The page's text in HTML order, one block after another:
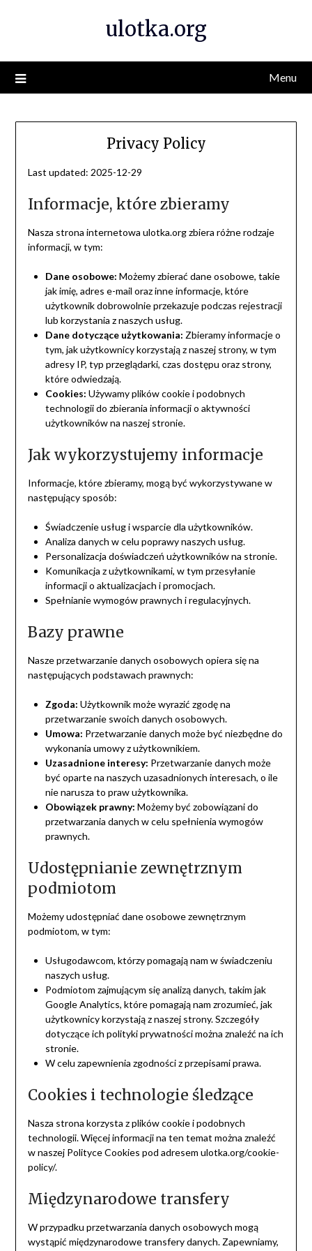
ulotka.org
Menu
Privacy Policy
Last updated: 2025-12-29
Informacje, które zbieramy
Nasza strona internetowa ulotka.org zbiera różne rodzaje
informacji, w tym:
Dane osobowe: Możemy zbierać dane osobowe, takie
jak imię, adres e-mail oraz inne informacje, które
użytkownik dobrowolnie przekazuje podczas rejestracji
lub korzystania z naszych usług.
Dane dotyczące użytkowania: Zbieramy informacje o
tym, jak użytkownicy korzystają z naszej strony, w tym
adresy IP, typ przeglądarki, czas dostępu oraz strony,
które odwiedzają.
Cookies: Używamy plików cookie i podobnych
technologii do zbierania informacji o aktywności
użytkowników na naszej stronie.
Jak wykorzystujemy informacje
Informacje, które zbieramy, mogą być wykorzystywane w
następujący sposób:
Świadczenie usług i wsparcie dla użytkowników.
Analiza danych w celu poprawy naszych usług.
Personalizacja doświadczeń użytkowników na stronie.
Komunikacja z użytkownikami, w tym przesyłanie
informacji o aktualizacjach i promocjach.
Spełnianie wymogów prawnych i regulacyjnych.
Bazy prawne
Nasze przetwarzanie danych osobowych opiera się na
następujących podstawach prawnych:
Zgoda: Użytkownik może wyrazić zgodę na
przetwarzanie swoich danych osobowych.
Umowa: Przetwarzanie danych może być niezbędne do
wykonania umowy z użytkownikiem.
Uzasadnione interesy: Przetwarzanie danych może
być oparte na naszych uzasadnionych interesach, o ile
nie narusza to praw użytkownika.
Obowiązek prawny: Możemy być zobowiązani do
przetwarzania danych w celu spełnienia wymogów
prawnych.
Udostępnianie zewnętrznym
podmiotom
Możemy udostępniać dane osobowe zewnętrznym
podmiotom, w tym:
Usługodawcom, którzy pomagają nam w świadczeniu
naszych usług.
Podmiotom zajmującym się analizą danych, takim jak
Google Analytics, które pomagają nam zrozumieć, jak
użytkownicy korzystają z naszej strony. Szczegóły
dotyczące ich polityki prywatności można znaleźć na ich
stronie.
W celu zapewnienia zgodności z przepisami prawa.
Cookies i technologie śledzące
Nasza strona korzysta z plików cookie i podobnych
technologii. Więcej informacji na ten temat można znaleźć
w naszej Polityce Cookies pod adresem ulotka.org/cookie-
policy/.
Międzynarodowe transfery
W przypadku przetwarzania danych osobowych mogą
wystąpić międzynarodowe transfery danych. Zapewniamy,